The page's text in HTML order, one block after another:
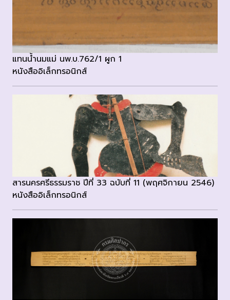
แทนน้ำนมแม่ นพ.บ.762/1 ผูก 1
หนังสืออิเล็กทรอนิกส์
สารนครศรีธรรมราช ปีที่ 33 ฉบับที่ 11 (พฤศจิกายน 2546)
หนังสืออิเล็กทรอนิกส์